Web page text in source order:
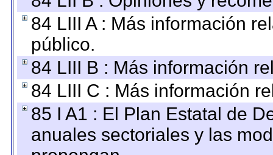
84 LIII A : Más información
público.
84 LIII B : Más información
84 LIII C : Más información
85 I A1 : El Plan Estatal de
anuales sectoriales y las